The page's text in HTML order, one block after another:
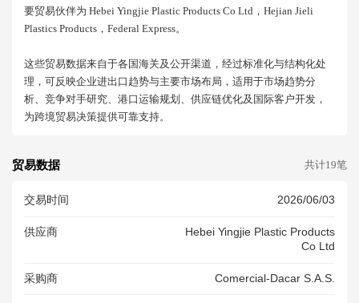
要贸易伙伴为 Hebei Yingjie Plastic Products Co Ltd，hejian Jieli
Plastics Products，federal Express。
这些贸易数据来自于各国海关及公开渠道，经过标准化与结构化处
理，可反映企业进出口趋势与主要市场布局，适用于市场趋势分
析、竞争对手研究、港口运输规划、供应链优化及国际客户开发，
为跨境贸易决策提供可靠支持。
贸易数据 共计19笔
交易时间 2026/06/03
供应商
Hebei Yingjie Plastic Products
Co Ltd
采购商 Comercial-Dacar S.a.s.